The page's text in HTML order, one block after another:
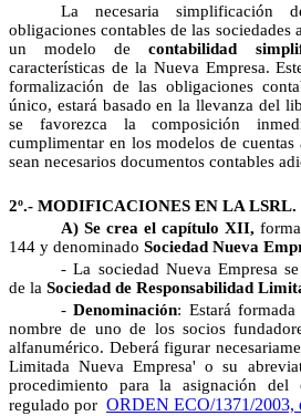
La necesaria simplificación
obligaciones contables de las sociedades
un modelo decontabilidad
características de la Nueva Empresa.
formalización de las obligaciones
único, estará basado en la llevanza del
se favorezca la composición
cumplimentar en los modelos de cuentas
sean necesarios documentos contables
2º.- MODIFICACIONES EN LA LSRL.
A) Se crea el capítulo XII,
144 y denominado Sociedad Nueva
- La sociedad Nueva Empresa
de la Sociedad de Responsabilidad
-Denominación: Estará
nombre de uno de los socios
alfanumérico. Deberá figurar
Limitada Nueva Empresa' o su
procedimiento para la asignación del
regulado por ORDEN ECO/1371/2003,